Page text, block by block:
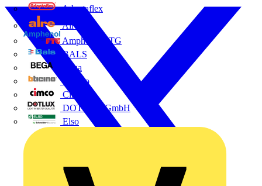
Adaptaflex
Alre
Amphenol FTG
BALS
Bega
Bticino
Cimco
DOTLUX GmbH
Elso